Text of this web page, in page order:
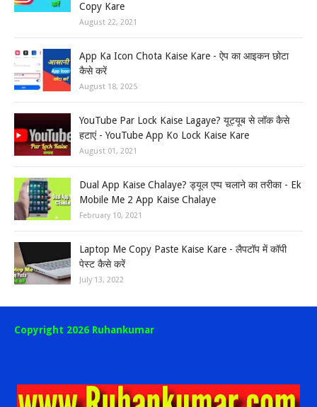
Copy Kare
August 22, 2021
App Ka Icon Chota Kaise Kare - ऐप का आइकन छोटा
कैसे करें
August 18, 2025
YouTube Par Lock Kaise Lagaye? यूट्यूब से लॉक कैसे
हटाएं - YouTube App Ko Lock Kaise Kare
August 01, 2021
Dual App Kaise Chalaye? ड्यूल एप्प चलाने का तरीका - Ek
Mobile Me 2 App Kaise Chalaye
February 10, 2021
Laptop Me Copy Paste Kaise Kare - लैपटॉप में कॉपी
पेस्ट कैसे करें
July 13, 2022
Copyright 2026 Ruhankumar